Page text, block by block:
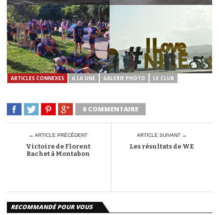
ARTICLES CONNEXES A LA UNE GALERIE PHOTO LE CLUB
0 COMMENTAIRE
← ARTICLE PRÉCÉDENT
Victoire de Florent
Rachet à Montabon
ARTICLE SUIVANT →
Les résultats de WE
RECOMMANDÉ POUR VOUS